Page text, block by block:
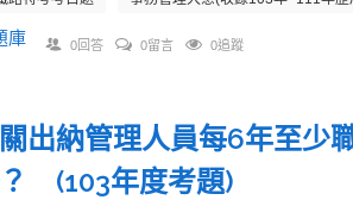
0回答 0留言 0追蹤
出納管理人員每6年至少
(103年度考題)